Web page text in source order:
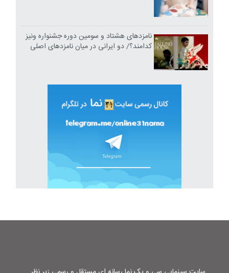
نامزدهای هشتاد و سومین دوره جشنواره ونیز
کدامند؟/ دو ایرانی در میان نامزدهای اصلی